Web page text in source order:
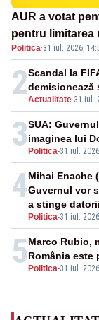
AUR a votat
pentru
africane
Politica·31 iul. 2026,
2Actualitate-31 iul.
Scandal la
3 Politica-31 iul.
SUA:
imaginea lui
4
Politica-31 iul.
Mihai Enache
Guvernul vor
a stinge
5 Politica-31 iul.
Marco Rubio,
România este